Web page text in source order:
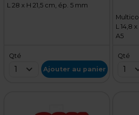
L 28 x H 21,5 cm, ép. 5 mm
Qté
1 Ajouter au panier
L 14,8
A5
Qté
1